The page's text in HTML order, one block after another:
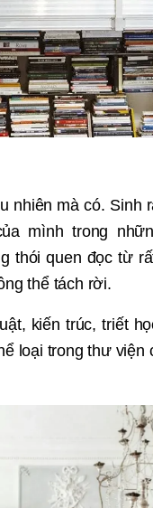
nhiên mà có.
mình trong
thói quen đọc từ
thể tách rời.
kiến trúc, triết
loại trong thư